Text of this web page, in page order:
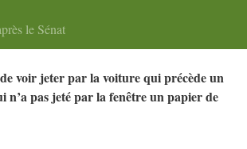
le Sénat
voir jeter par la voiture qui précède un
n’a pas jeté par la fenêtre un papier de